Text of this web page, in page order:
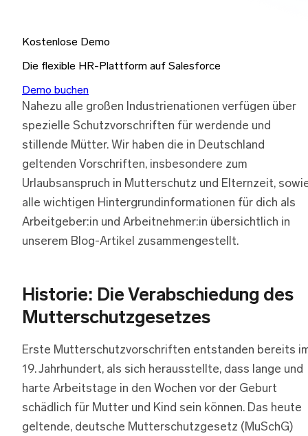
Kostenlose Demo
Die flexible HR-Plattform auf Salesforce
Demo buchen
Nahezu alle großen Industrienationen verfügen über
spezielle Schutzvorschriften für werdende und
stillende Mütter. Wir haben die in Deutschland
geltenden Vorschriften, insbesondere zum
Urlaubsanspruch in Mutterschutz und Elternzeit,
alle wichtigen Hintergrundinformationen für dich als
Arbeitgeber:in und Arbeitnehmer:in übersichtlich in
unserem Blog-Artikel zusammengestellt.
Historie: Die Verabschiedung des
Mutterschutzgesetzes
Erste Mutterschutzvorschriften entstanden bereits
19. Jahrhundert, als sich herausstellte, dass lange und
harte Arbeitstage in den Wochen vor der Geburt
schädlich für Mutter und Kind sein können. Das heute
geltende, deutsche Mutterschutzgesetz (MuSchG)